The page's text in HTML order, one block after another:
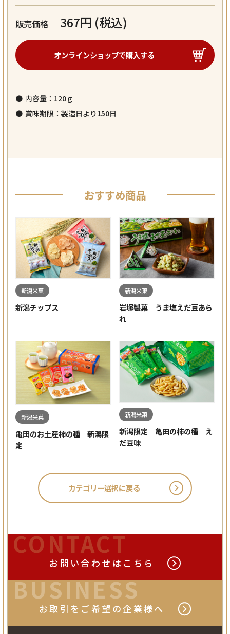
販売価格 367円 (税込)
オンラインショップで購入する
内容量：120ｇ
賞味期限：製造日より150日
おすすめ商品
新潟米菓
新潟チップス
新潟米菓
岩塚製菓 うま塩えだ豆あら
れ
新潟米菓
亀田のお土産柿の種 新潟限
定
新潟米菓
新潟限定 亀田の柿の種 え
だ豆味
カテゴリー選択に戻る
CONTACT
お問い合わせは こちら
BUSINESS
お取引をご希望の 企業様へ